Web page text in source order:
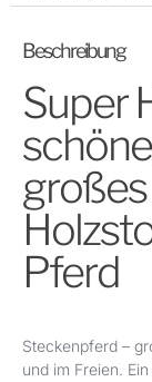
Beschreibung
Super
Pferd
Steckenpferd –
und im Freien.